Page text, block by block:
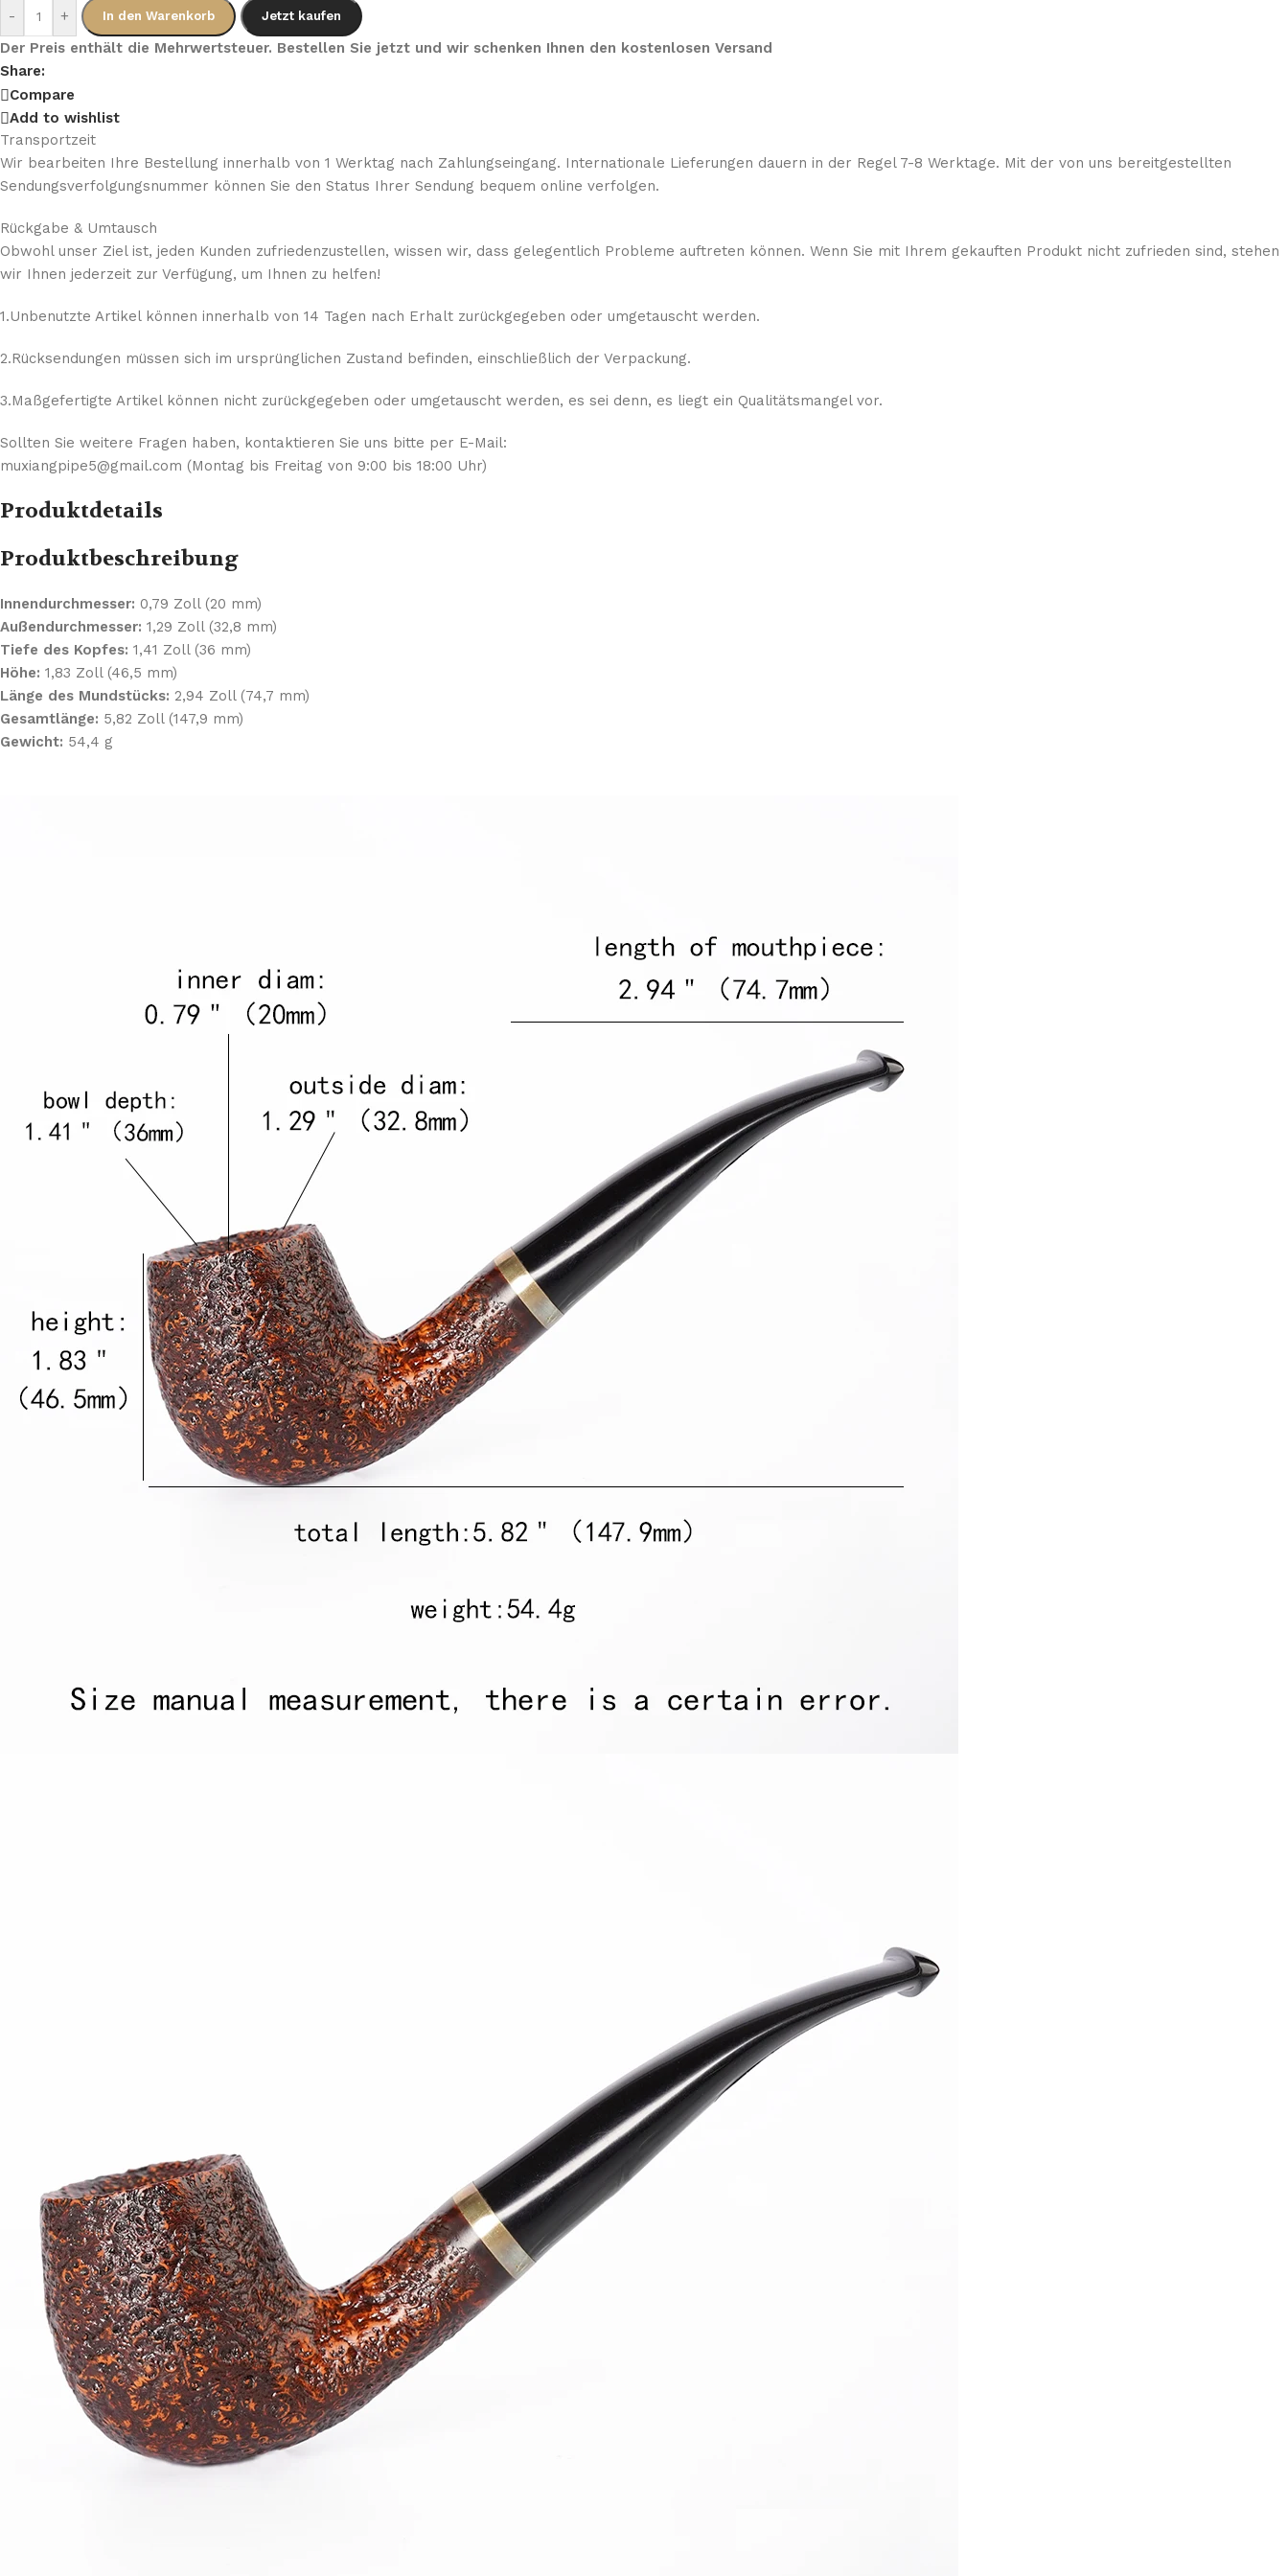
- + In den Warenkorb Jetzt kaufen
Der Preis enthält die Mehrwertsteuer. Bestellen Sie jetzt und wir schenken Ihnen den kostenlosen Versand
Share:
Compare
Add to wishlist
Transportzeit
Wir bearbeiten Ihre Bestellung innerhalb von 1 Werktag nach Zahlungseingang. Internationale Lieferungen dauern in der Regel 7-8 Werktage. Mit der von uns bereitgestellten
Sendungsverfolgungsnummer können Sie den Status Ihrer Sendung bequem online verfolgen.
Rückgabe & Umtausch
Obwohl unser Ziel ist, jeden Kunden zufriedenzustellen, wissen wir, dass gelegentlich Probleme auftreten können. Wenn Sie mit Ihrem gekauften Produkt nicht zufrieden sind, stehen
wir Ihnen jederzeit zur Verfügung, um Ihnen zu helfen!
1.Unbenutzte Artikel können innerhalb von 14 Tagen nach Erhalt zurückgegeben oder umgetauscht werden.
2.Rücksendungen müssen sich im ursprünglichen Zustand befinden, einschließlich der Verpackung.
3.Maßgefertigte Artikel können nicht zurückgegeben oder umgetauscht werden, es sei denn, es liegt ein Qualitätsmangel vor.
Sollten Sie weitere Fragen haben, kontaktieren Sie uns bitte per E-Mail:
muxiangpipe5@gmail.com (Montag bis Freitag von 9:00 bis 18:00 Uhr)
Produktdetails
Produktbeschreibung
Innendurchmesser: 0,79 Zoll (20 mm)
Außendurchmesser: 1,29 Zoll (32,8 mm)
Tiefe des Kopfes: 1,41 Zoll (36 mm)
Höhe: 1,83 Zoll (46,5 mm)
Länge des Mundstücks: 2,94 Zoll (74,7 mm)
Gesamtlänge: 5,82 Zoll (147,9 mm)
Gewicht: 54,4 g